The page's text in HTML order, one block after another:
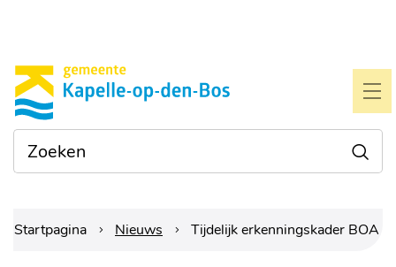
Gemeente
Kapelle-
op-
den-
Waarmee
kunnen
we je
Startpagina Nieuws Tijdelijk erkenningskader BOA